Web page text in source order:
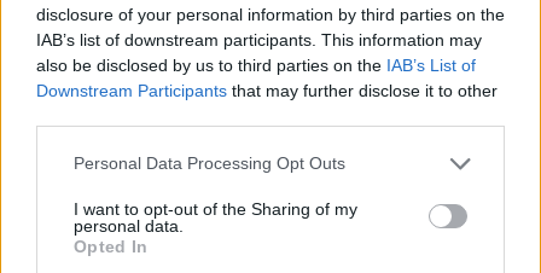
disclosure of your personal information by third parties on the
IAB’s list of downstream participants. This information may
also be disclosed by us to third parties on the IAB’s List of
Downstream Participants that may further disclose it to other
Personal Data Processing Opt Outs
I want to opt-out of the Sharing of my
personal data.
Opted In
© Vecer.mk, правата за текстот се на редакцијата